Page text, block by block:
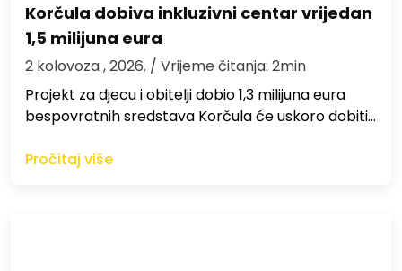
Korčula dobiva inkluzivni centar vrijedan
1,5 milijuna eura
2 kolovoza , 2026. / Vrijeme čitanja: 2min
Projekt za djecu i obitelji dobio 1,3 milijuna eura
bespovratnih sredstava Korčula će uskoro dobiti…
Pročitaj više